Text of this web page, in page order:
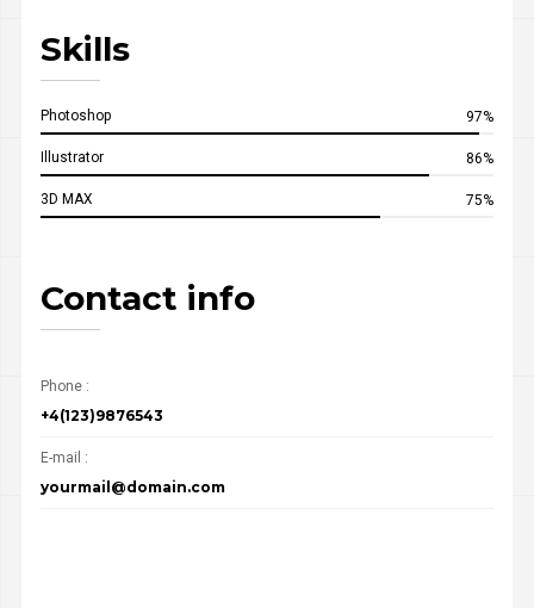
Skills
Photoshop 97%
Illustrator 86%
3D MAX 75%
Contact info
Phone :
+4(123)9876543
E-mail :
yourmail@domain.com